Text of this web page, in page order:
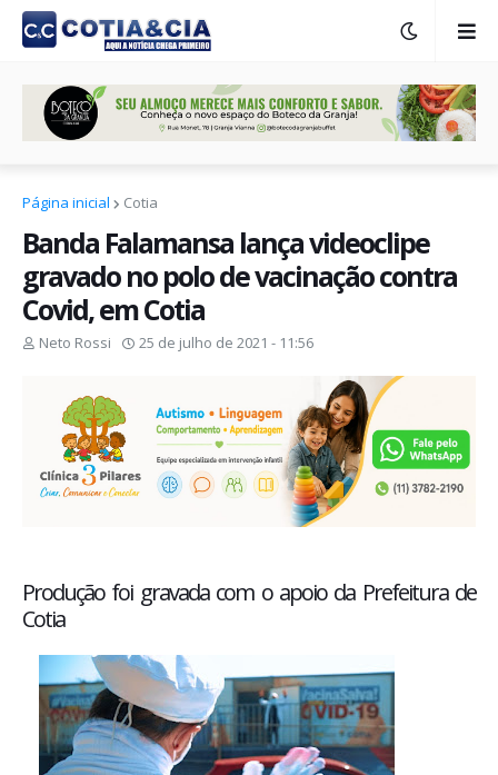
Página inicial Cotia
Banda Falamansa lança videoclipe
gravado no polo de vacinação contra
Covid, em Cotia
Neto Rossi 25 de julho de 2021 - 11:56
Produção foi gravada com o apoio da Prefeitura de
Cotia